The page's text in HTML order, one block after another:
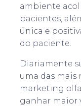
ambiente
pacientes,
única e
do paciente.
Diariamente
uma das mais
marketing
ganhar maior